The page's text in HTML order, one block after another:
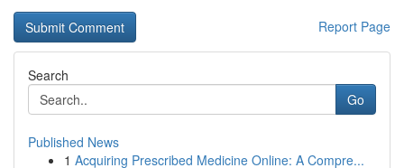
Report Page
Search
Go
Published News
1 Acquiring Prescribed Medicine Online: A Compre...